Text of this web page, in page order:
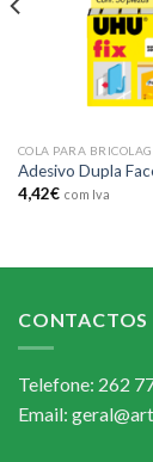
COLA PARA
Adesivo Dupla
4,42€ com Iva
CONTACTOS
Telefone: 262
Email: